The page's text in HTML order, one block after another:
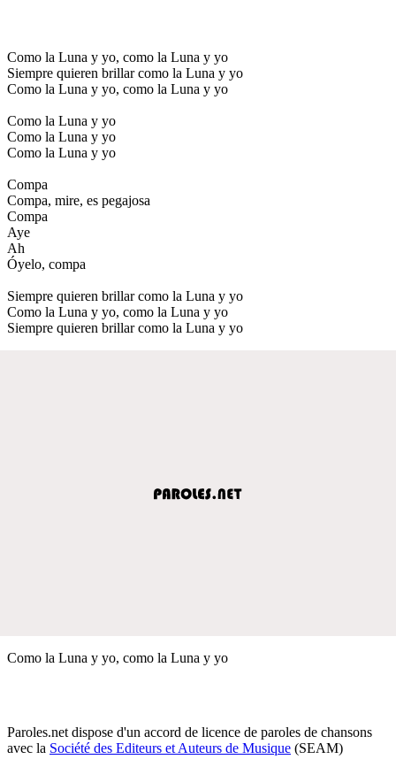
Como la Luna y yo, como la Luna y yo
Siempre quieren brillar como la Luna y yo
Como la Luna y yo, como la Luna y yo
Como la Luna y yo
Como la Luna y yo
Como la Luna y yo
Compa
Compa, mire, es pegajosa
Compa
Aye
Ah
Óyelo, compa
Siempre quieren brillar como la Luna y yo
Como la Luna y yo, como la Luna y yo
Siempre quieren brillar como la Luna y yo
Como la Luna y yo, como la Luna y yo
Paroles.net dispose d'un accord de licence de paroles de chansons
avec la Société des Editeurs et Auteurs de Musique (SEAM)